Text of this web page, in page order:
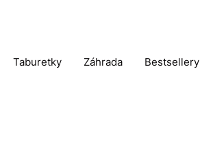
Taburetky Záhrada Bestsellery